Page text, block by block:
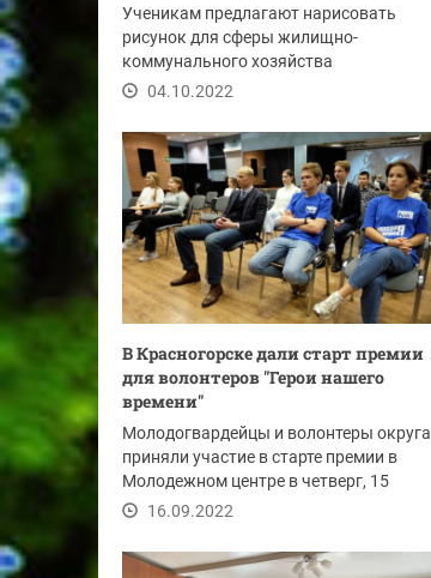
Ученикам предлагают нарисовать
рисунок для сферы жилищно-
коммунального хозяйства
04.10.2022
В Красногорске дали старт премии
для волонтеров "Герои нашего
времени"
Молодогвардейцы и волонтеры округа
приняли участие в старте премии в
Молодежном центре в четверг, 15
сентября.
16.09.2022